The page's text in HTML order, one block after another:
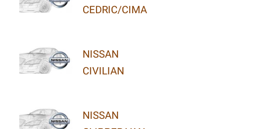
CEDRIC/CIMA
NISSAN
CIVILIAN
NISSAN